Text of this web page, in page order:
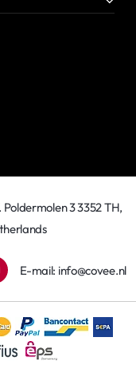
Poldermolen 3 3352 TH,
E-mail: info@covee.nl